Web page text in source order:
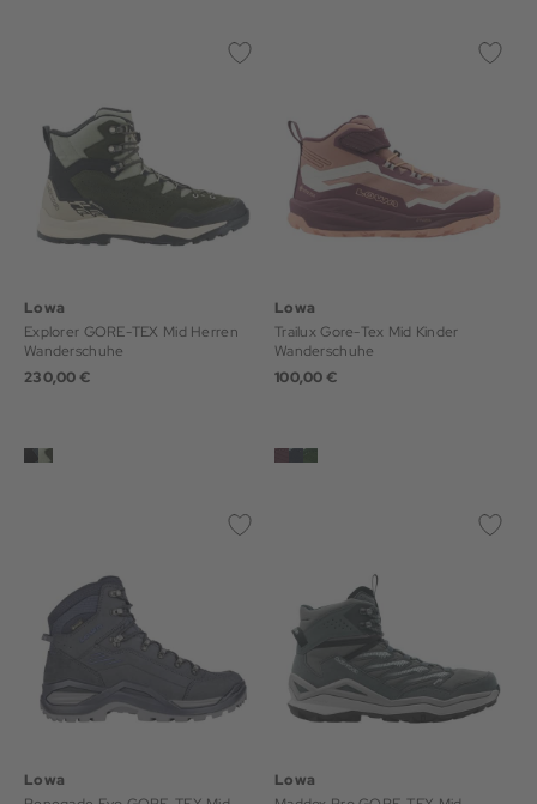
Lowa
Explorer GORE-TEX Mid Herren
Wanderschuhe
230,00 €
Lowa
Trailux Gore-Tex Mid Kinder
Wanderschuhe
100,00 €
Lowa
Lowa